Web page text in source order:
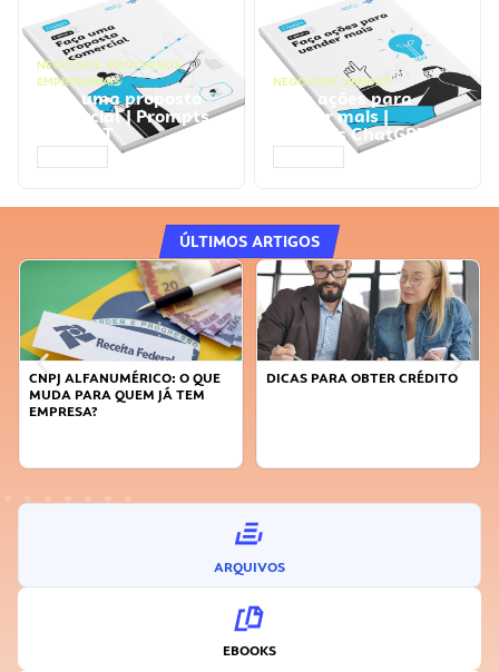
NEGÓCIOS, PROCESSOS
EMPRESARIAIS
Faça uma proposta
comercial | Prompts
ChatGPT
NEGÓCIOS, VENDAS
Faça ações para
vender mais |
Prompts ChatGPT
ÚLTIMOS ARTIGOS
CNPJ ALFANUMÉRICO: O QUE
MUDA PARA QUEM JÁ TEM
EMPRESA?
DICAS PARA OBTER CRÉDITO
ARQUIVOS
EBOOKS